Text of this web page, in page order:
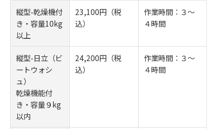
縦型-乾燥機付
き・容量10kg
以上
23,100円（税
込）
作業時間：３～
４時間
縦型-日立（ビ
ートウォシ
ュ）
乾燥機能付
き・容量９kg
以内
24,200円（税
込）
作業時間：３～
４時間